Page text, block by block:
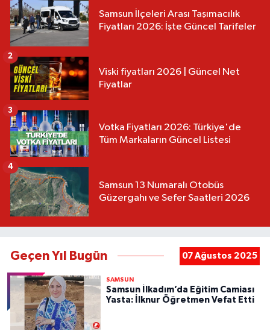
Samsun İlçeleri Arası Taşımacılık
Fiyatları 2026: İşte Güncel Tarifeler
Viski fiyatları 2026 | Güncel Net
Fiyatlar
2
Votka Fiyatları 2026: Türkiye'de
Tüm Markaların Güncel Listesi
3
Samsun 13 Numaralı Otobüs
Güzergahı ve Sefer Saatleri 2026
4
Geçen Yıl Bugün 07 Ağustos 2025
SAMSUN
Samsun İlkadım’da Eğitim Camiası
Yasta: İlknur Öğretmen Vefat Etti